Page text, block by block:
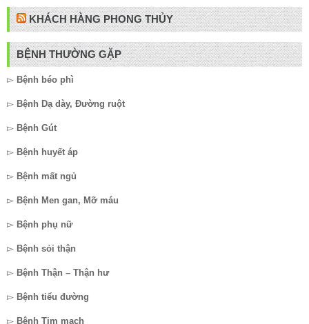
KHÁCH HÀNG PHONG THỦY
BỆNH THƯỜNG GẶP
▻ Bệnh béo phì
▻ Bệnh Dạ dày, Đường ruột
▻ Bệnh Gút
▻ Bệnh huyết áp
▻ Bệnh mất ngủ
▻ Bệnh Men gan, Mỡ máu
▻ Bệnh phụ nữ
▻ Bệnh sỏi thận
▻ Bệnh Thận – Thận hư
▻ Bệnh tiểu đường
▻ Bệnh Tim mạch